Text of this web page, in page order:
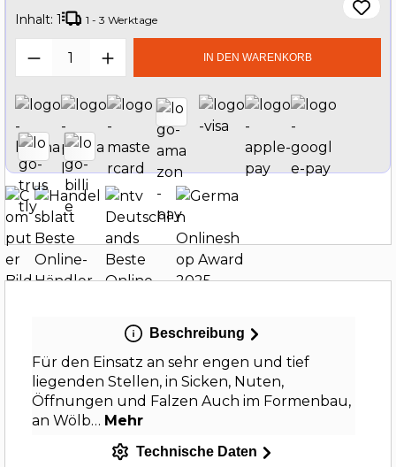
Inhalt: 1 1 - 3 Werktage
Produkt Anzahl: Gib denIN DEN WARENKORB
Beschreibung
Für den Einsatz an sehr engen und tief
liegenden Stellen, in Sicken, Nuten,
Öffnungen und Falzen Auch im Formenbau,
an Wölb… Mehr
Technische Daten